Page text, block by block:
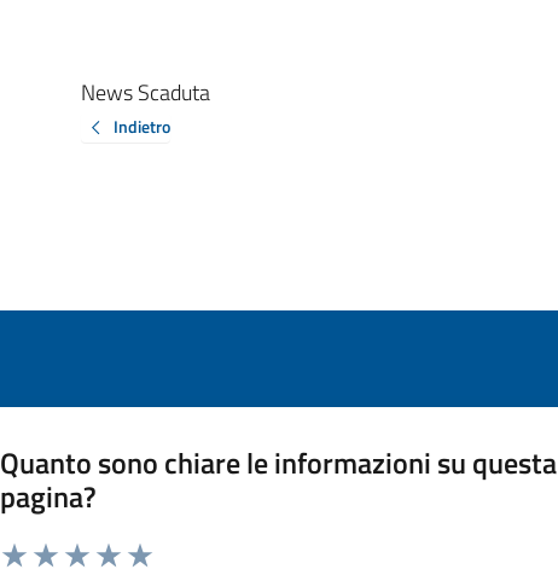
News Scaduta
Indietro
Quanto sono chiare le informazioni su questa
pagina?
Valuta da 1 a 5 stelle la pagina